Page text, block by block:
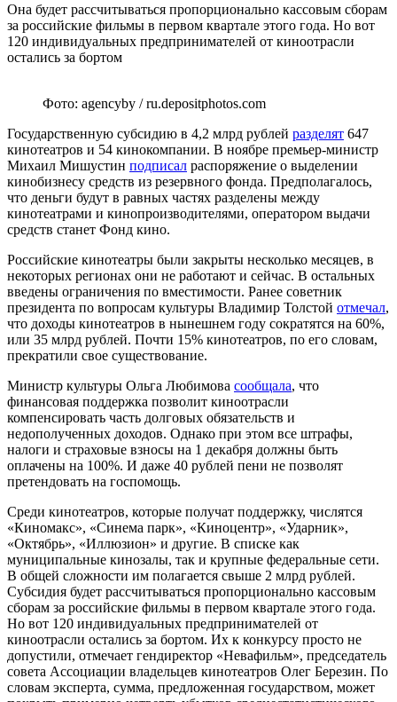
Она будет рассчитываться пропорционально кассовым сборам
за российские фильмы в первом квартале этого года. Но вот
120 индивидуальных предпринимателей от киноотрасли
остались за бортом
Фото: agencyby / ru.depositphotos.com
Государственную субсидию в 4,2 млрд рублей разделят 647
кинотеатров и 54 кинокомпании. В ноябре премьер-министр
Михаил Мишустин подписал распоряжение о выделении
кинобизнесу средств из резервного фонда. Предполагалось,
что деньги будут в равных частях разделены между
кинотеатрами и кинопроизводителями, оператором выдачи
средств станет Фонд кино.
Российские кинотеатры были закрыты несколько месяцев, в
некоторых регионах они не работают и сейчас. В остальных
введены ограничения по вместимости. Ранее советник
президента по вопросам культуры Владимир Толстой отмечал,
что доходы кинотеатров в нынешнем году сократятся на 60%,
или 35 млрд рублей. Почти 15% кинотеатров, по его словам,
прекратили свое существование.
Министр культуры Ольга Любимова сообщала, что
финансовая поддержка позволит киноотрасли
компенсировать часть долговых обязательств и
недополученных доходов. Однако при этом все штрафы,
налоги и страховые взносы на 1 декабря должны быть
оплачены на 100%. И даже 40 рублей пени не позволят
претендовать на госпомощь.
Среди кинотеатров, которые получат поддержку, числятся
«Киномакс», «Синема парк», «Киноцентр», «Ударник»,
«Октябрь», «Иллюзион» и другие. В списке как
муниципальные кинозалы, так и крупные федеральные сети.
В общей сложности им полагается свыше 2 млрд рублей.
Субсидия будет рассчитываться пропорционально кассовым
сборам за российские фильмы в первом квартале этого года.
Но вот 120 индивидуальных предпринимателей от
киноотрасли остались за бортом. Их к конкурсу просто не
допустили, отмечает гендиректор «Невафильм», председатель
совета Ассоциации владельцев кинотеатров Олег Березин. По
словам эксперта, сумма, предложенная государством, может